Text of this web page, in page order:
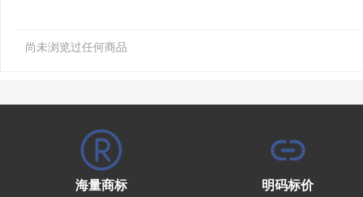
尚未浏览过任何商品
海量商标 明码标价